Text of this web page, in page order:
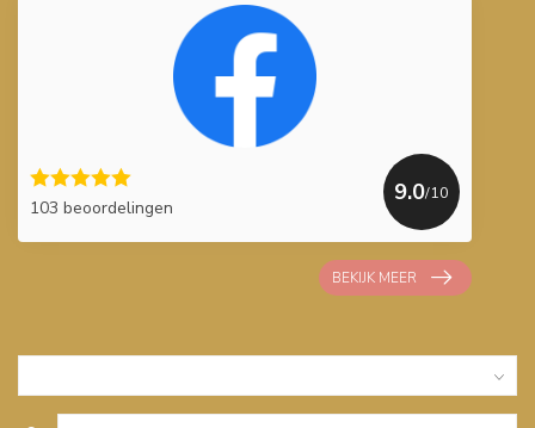
103 beoordelingen
9.0/10
BEKIJK MEER